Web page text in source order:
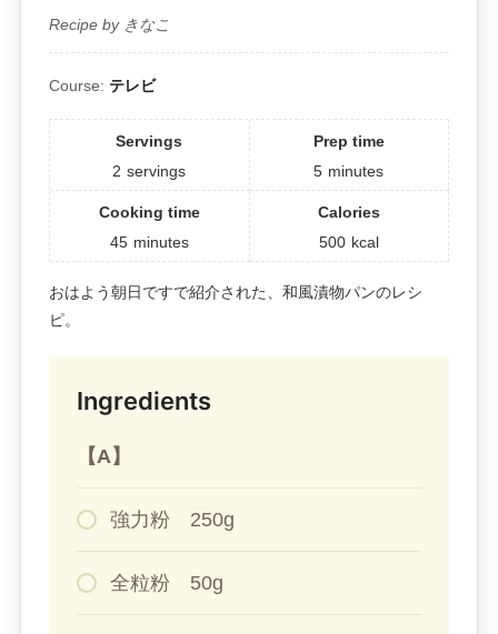
Recipe by きなこ
Course: テレビ
Servings
2 servings
Prep time
5 minutes
Cooking time
45 minutes
Calories
500 kcal
おはよう朝日ですで紹介された、和風漬物パンのレシ
ピ。
Ingredients
【A】
強力粉 250g
全粒粉 50g